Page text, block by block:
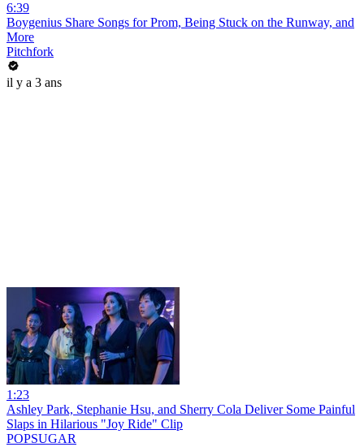
6:39
Boygenius Share Songs for Prom, Being Stuck on the Runway, and
More
Pitchfork
il y a 3 ans
1:23
Ashley Park, Stephanie Hsu, and Sherry Cola Deliver Some Painful
Slaps in Hilarious "Joy Ride" Clip
POPSUGAR